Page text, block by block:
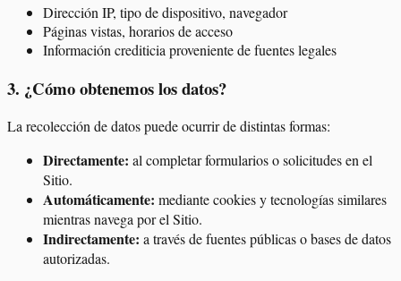
Dirección IP, tipo de dispositivo, navegador
Páginas vistas, horarios de acceso
Información crediticia proveniente de fuentes legales
3. ¿Cómo obtenemos los datos?
La recolección de datos puede ocurrir de distintas formas:
Directamente: al completar formularios o solicitudes en el
Sitio.
Automáticamente: mediante cookies y tecnologías similares
mientras navega por el Sitio.
Indirectamente: a través de fuentes públicas o bases de datos
autorizadas.